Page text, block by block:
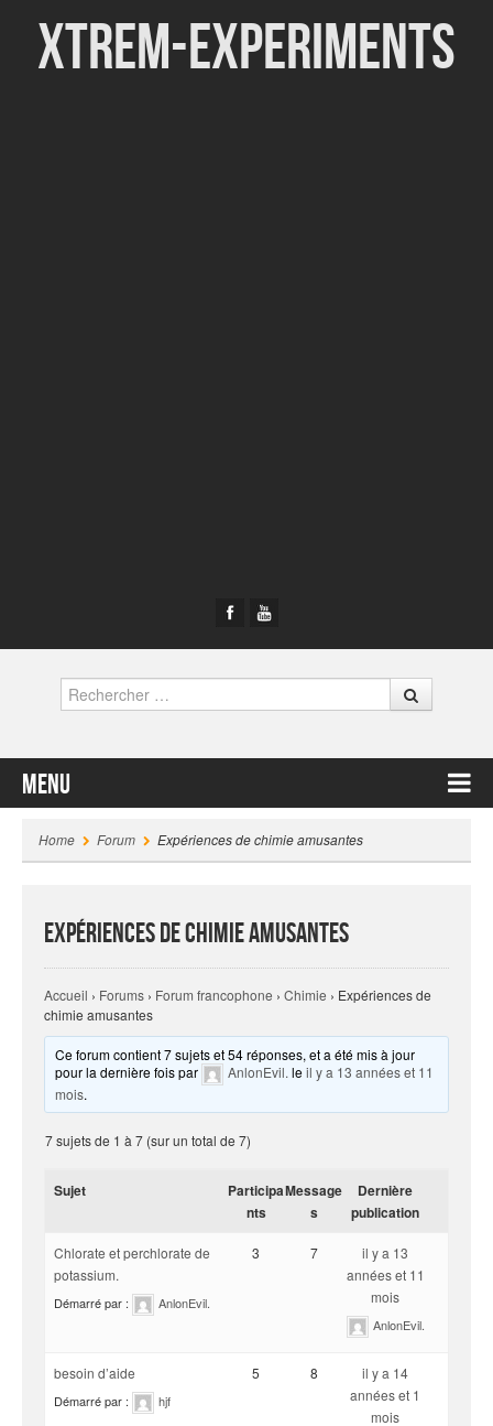
Xtrem-Experiments
Rechercher
Menu
Home
Forum Expériences de chimie amusantes
Expériences de chimie amusantes
Accueil › Forums › Forum francophone › Chimie › Expériences de
chimie amusantes
Ce forum contient 7 sujets et 54 réponses, et a été mis à jour
pour la dernière fois par
AnlonEvil. leil y a 13 années et 11
mois.
7 sujets de 1 à 7 (sur un total de 7)
Sujet
Participa
nts
Message
s
Dernière
publication
Chlorate et perchlorate de
potassium.
Démarré par : AnlonEvil.
3 7
il y a 13
années et 11
mois
AnlonEvil.
besoin d’aide
Démarré par : hjf
5 8
il y a 14
années et 1
mois